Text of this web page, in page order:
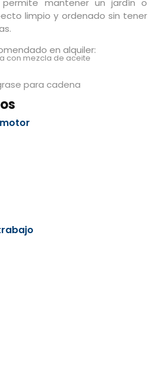
permite mantener un jardín o
limpio y ordenado sin tener
en alquiler:
con mezcla de aceite
para cadena